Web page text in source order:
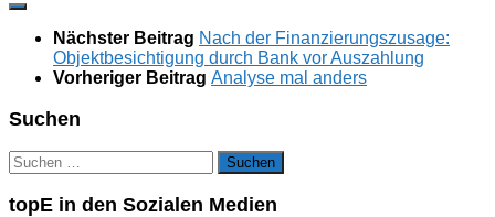
Nächster Beitrag Nach der Finanzierungszusage:
Objektbesichtigung durch Bank vor Auszahlung
Vorheriger Beitrag Analyse mal anders
Suchen
Suchen
nach:
topE in den Sozialen Medien